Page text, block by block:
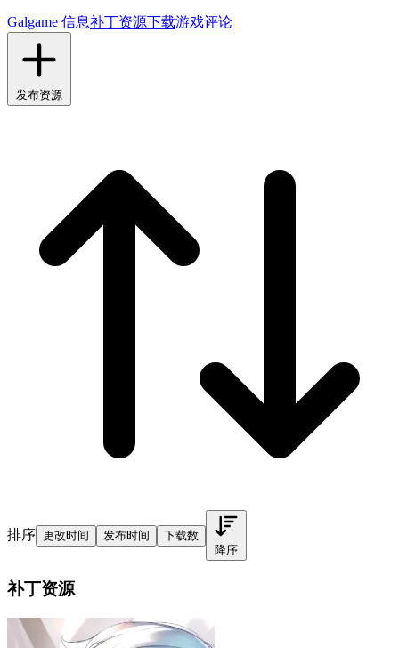
Galgame 信息补丁资源下载游戏评论
发布资源
排序 更改时间 发布时间
下载数
降序
补丁资源